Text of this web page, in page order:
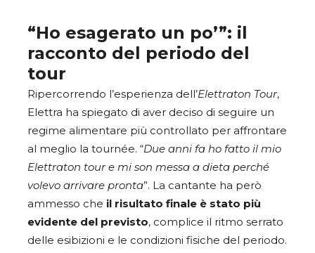
“Ho esagerato un po’”: il
racconto del periodo del
tour
Ripercorrendo l’esperienza dell’Elettraton Tour,
Elettra ha spiegato di aver deciso di seguire un
regime alimentare più controllato per affrontare
al meglio la tournée. “Due anni fa ho fatto il mio
Elettraton tour e mi son messa a dieta perché
volevo arrivare pronta”. La cantante ha però
ammesso che il risultato finale è stato più
evidente del previsto, complice il ritmo serrato
delle esibizioni e le condizioni fisiche del periodo.